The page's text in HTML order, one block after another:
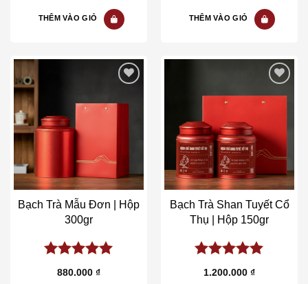
THÊM VÀO GIỎ THÊM VÀO GIỎ
Add to wishlist
Bạch Trà Mẫu Đơn | Hộp
300gr
5.00out of
880.000 ₫
Bạch Trà Shan Tuyết Cổ
Thụ | Hộp 150gr
5.00out of
1.200.000 ₫